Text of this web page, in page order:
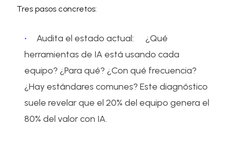
Tres pasos concretos:
Audita el estado actual:
¿Qué
herramientas de IA está usando cada
equipo? ¿Para qué? ¿Con qué frecuencia?
¿Hay estándares comunes? Este diagnóstico
suele revelar que el 20% del equipo genera el
80% del valor con IA.